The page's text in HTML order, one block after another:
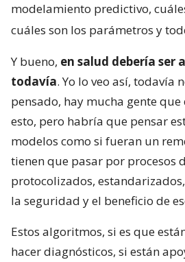
modelamiento predictivo,
cuáles son los parámetros y
Y bueno, en salud debería ser
todavía. Yo lo veo así, todavía
pensado, hay mucha gente
esto, pero habría que pensar
modelos como si fueran un
tienen que pasar por procesos
protocolizados,
la seguridad y el beneficio de
Estos algoritmos, si es que
hacer diagnósticos, si están